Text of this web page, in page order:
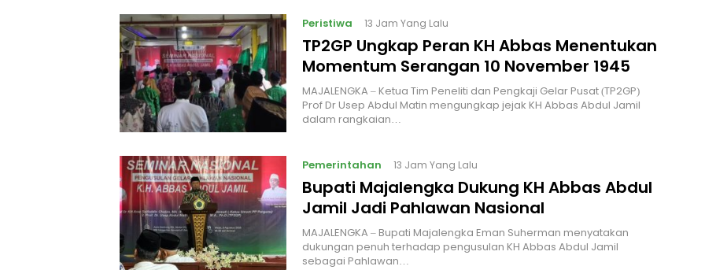
Peristiwa 13 Jam Yang Lalu
TP2GP Ungkap Peran KH Abbas Menentukan
Momentum Serangan 10 November 1945
MAJALENGKA – Ketua Tim Peneliti dan Pengkaji Gelar Pusat (TP2GP)
Prof Dr Usep Abdul Matin mengungkap jejak KH Abbas Abdul Jamil
dalam rangkaian…
Pemerintahan 13 Jam Yang Lalu
Bupati Majalengka Dukung KH Abbas Abdul
Jamil Jadi Pahlawan Nasional
MAJALENGKA – Bupati Majalengka Eman Suherman menyatakan
dukungan penuh terhadap pengusulan KH Abbas Abdul Jamil
sebagai Pahlawan…